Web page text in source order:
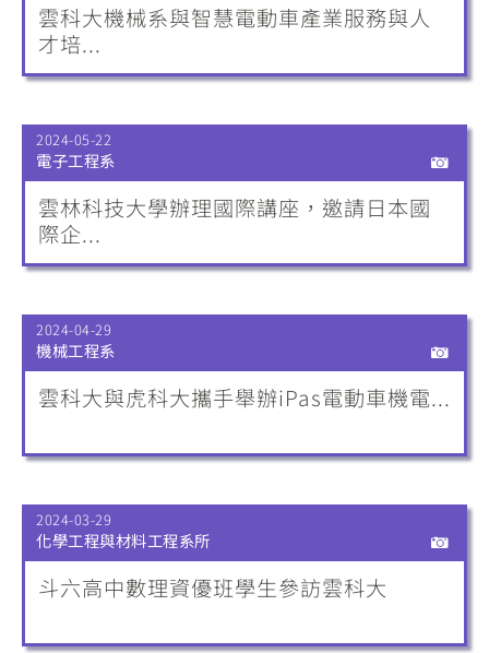
雲科大機械系與智慧電動車產業服務與人
才培...
2024-05-22
電子工程系
雲林科技大學辦理國際講座，邀請日本國
際企...
2024-04-29
機械工程系
雲科大與虎科大攜手舉辦iPas電動車機電...
2024-03-29
化學工程與材料工程系所
斗六高中數理資優班學生參訪雲科大